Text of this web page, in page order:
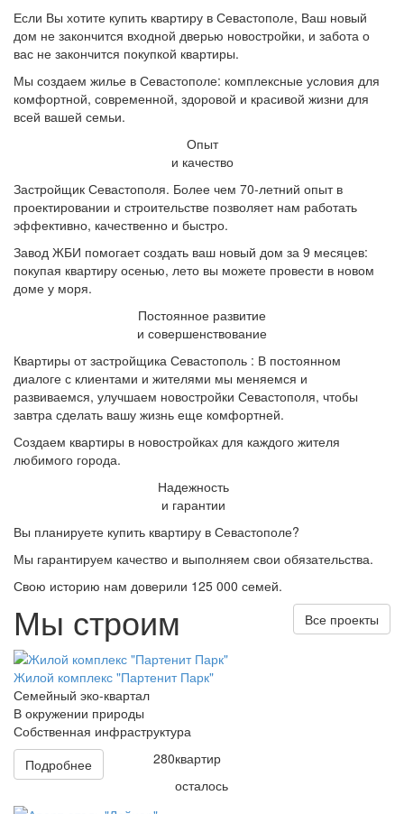
Если Вы хотите купить квартиру в Севастополе, Ваш новый
дом не закончится входной дверью новостройки, и забота о
вас не закончится покупкой квартиры.
Мы создаем жилье в Севастополе: комплексные условия для
комфортной, современной, здоровой и красивой жизни для
всей вашей семьи.
Опыт
и качество
Застройщик Севастополя. Более чем 70-летний опыт в
проектировании и строительстве позволяет нам работать
эффективно, качественно и быстро.
Завод ЖБИ помогает создать ваш новый дом за 9 месяцев:
покупая квартиру осенью, лето вы можете провести в новом
доме у моря.
Постоянное развитие
и совершенствование
Квартиры от застройщика Севастополь : В постоянном
диалоге с клиентами и жителями мы меняемся и
развиваемся, улучшаем новостройки Севастополя, чтобы
завтра сделать вашу жизнь еще комфортней.
Создаем квартиры в новостройках для каждого жителя
любимого города.
Надежность
и гарантии
Вы планируете купить квартиру в Севастополе?
Мы гарантируем качество и выполняем свои обязательства.
Свою историю нам доверили 125 000 семей.
Мы строим Все проекты
Жилой комплекс "Партенит Парк"
Семейный эко-квартал
В окружении природы
Собственная инфраструктура
Подробнее
квартир
осталось
280